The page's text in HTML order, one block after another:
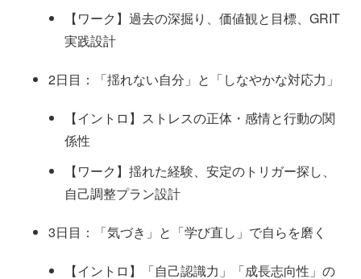
【ワーク】過去の深掘り、価値観と目標、GRIT
実践設計
2日目：「揺れない自分」と「しなやかな対応力」
【イントロ】ストレスの正体・感情と行動の関
係性
【ワーク】揺れた経験、安定のトリガー探し、
自己調整プラン設計
3日目：「気づき」と「学び直し」で自らを磨く
【イントロ】「自己認識力」「成長志向性」の